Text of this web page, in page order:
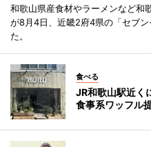
和歌山県産食材やラーメンなど和
が8月4日、近畿2府4県の「セブ
た。
食べる
JR和歌山駅近く
食事系ワッフル